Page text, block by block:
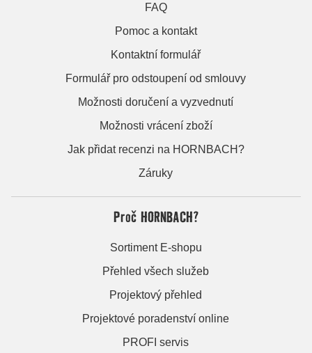
FAQ
Pomoc a kontakt
Kontaktní formulář
Formulář pro odstoupení od smlouvy
Možnosti doručení a vyzvednutí
Možnosti vrácení zboží
Jak přidat recenzi na HORNBACH?
Záruky
Proč HORNBACH?
Sortiment E-shopu
Přehled všech služeb
Projektový přehled
Projektové poradenství online
PROFI servis